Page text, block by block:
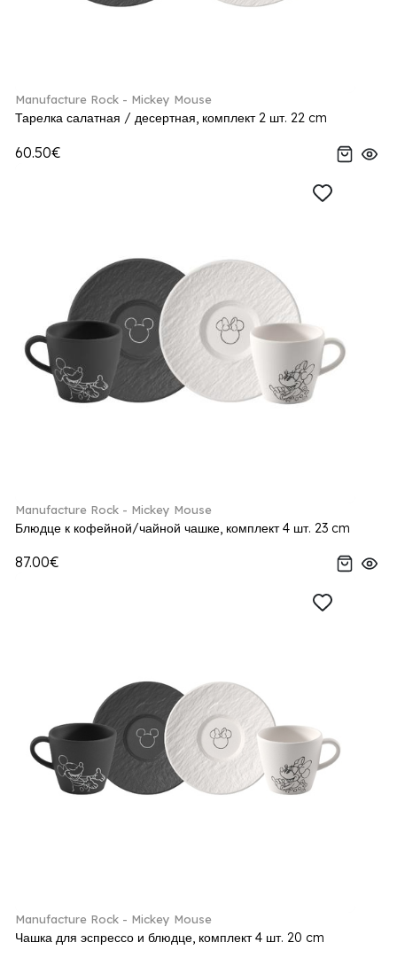
Manufacture Rock - Mickey Mouse
Тарелка салатная / десертная, комплект 2 шт. 22 cm
60.50€
Manufacture Rock - Mickey Mouse
Блюдце к кофейной/чайной чашке, комплект 4 шт. 23 cm
87.00€
Manufacture Rock - Mickey Mouse
Чашка для эспрессо и блюдце, комплект 4 шт. 20 cm